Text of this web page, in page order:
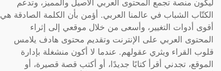
ليكون منصة تجمع المحتوى العربي الأصيل والمميز، وتدعم
الكتّاب الشباب في عالمنا العربي. أؤمن بأن الكلمة الصادقة هي
أقوى أدوات التغيير، وأسعى من خلال موقعي إلى إثراء
المحتوى العربي على الإنترنت وتقديم محتوى هادف يلامس
قلوب القراء ويثري عقولهم. عندما لا أكون منشغلة بإدارة
الموقع، تجدني أقرأ كتابًا جديدًا، أو أكتب قصة قصيرة، أو